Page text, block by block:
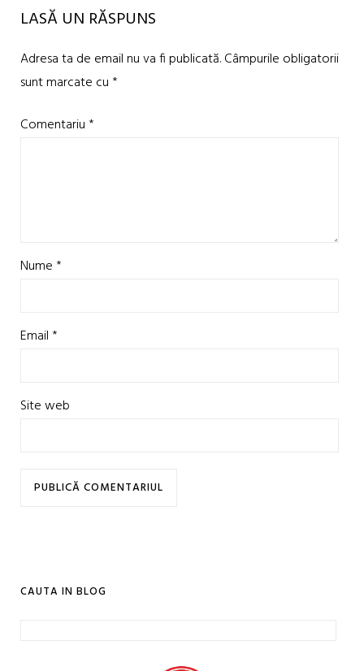
LASĂ UN RĂSPUNS
Adresa ta de email nu va fi publicată.Câmpurile obligatorii
sunt marcate cu*
Comentariu*
Nume*
Email*
Site web
CAUTA IN BLOG